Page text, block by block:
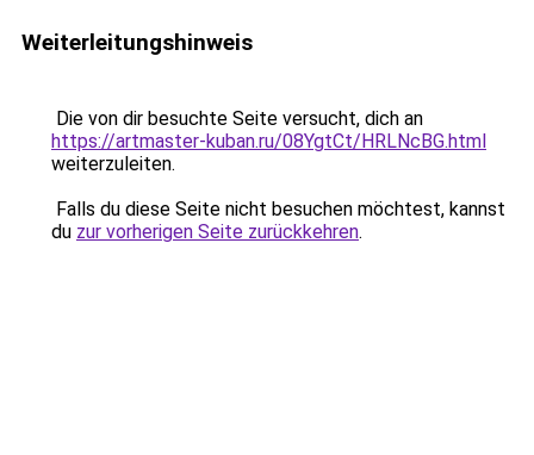
Weiterleitungshinweis
Die von dir besuchte Seite versucht, dich an
https://artmaster-kuban.ru/08YgtCt/HRLNcBG.html
weiterzuleiten.
Falls du diese Seite nicht besuchen möchtest, kannst
du zur vorherigen Seite zurückkehren.